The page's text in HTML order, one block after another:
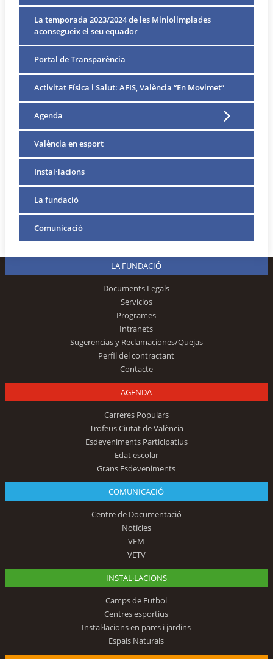
La temporada 2023/2024 de les Miniolimpiades
aconsegueix el seu equador
Portal de Transparència
Activitat Física i Salut: AFIS, València “En Movimet”
Agenda
València en esport
Instal·lacions
La fundació
Comunicació
LA FUNDACIÓ
Documents Legals
Servicios
Programes
Intranets
Sugerencias y Reclamaciones/Quejas
Perfil del contractant
Contacte
AGENDA
Carreres Populars
Trofeus Ciutat de València
Esdeveniments Participatius
Edat escolar
Grans Esdeveniments
COMUNICACIÓ
Centre de Documentació
Notícies
VEM
VETV
INSTAL·LACIONS
Camps de Futbol
Centres esportius
Instal·lacions en parcs i jardins
Espais Naturals